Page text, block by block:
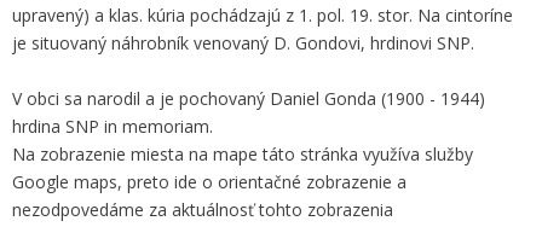
upravený) a klas. kúria pochádzajú z 1. pol. 19. stor. Na cintoríne
je situovaný náhrobník venovaný D. Gondovi, hrdinovi SNP.
V obci sa narodil a je pochovaný Daniel Gonda (1900 - 1944)
hrdina SNP in memoriam.
Na zobrazenie miesta na mape táto stránka využíva služby
Google maps, preto ide o orientačné zobrazenie a
nezodpovedáme za aktuálnosť tohto zobrazenia